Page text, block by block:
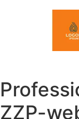
ZZP-